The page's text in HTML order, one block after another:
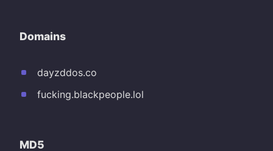
Domains
dayzddos.co
fucking.blackpeople.lol
MD5